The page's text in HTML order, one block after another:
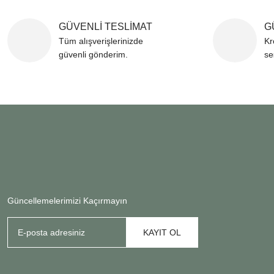
GÜVENLİ TESLİMAT
Tüm alışverişlerinizde
güvenli gönderim.
Güncellemelerimizi Kaçırmayın
KAYIT OL